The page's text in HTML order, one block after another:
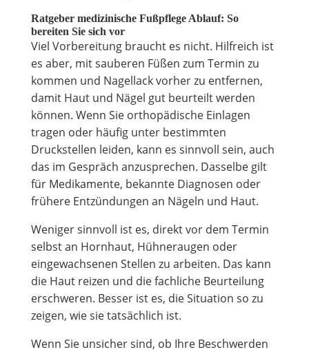
Ratgeber medizinische Fußpflege Ablauf: So
bereiten Sie sich vor
Viel Vorbereitung braucht es nicht. Hilfreich ist
es aber, mit sauberen Füßen zum Termin zu
kommen und Nagellack vorher zu entfernen,
damit Haut und Nägel gut beurteilt werden
können. Wenn Sie orthopädische Einlagen
tragen oder häufig unter bestimmten
Druckstellen leiden, kann es sinnvoll sein, auch
das im Gespräch anzusprechen. Dasselbe gilt
für Medikamente, bekannte Diagnosen oder
frühere Entzündungen an Nägeln und Haut.
Weniger sinnvoll ist es, direkt vor dem Termin
selbst an Hornhaut, Hühneraugen oder
eingewachsenen Stellen zu arbeiten. Das kann
die Haut reizen und die fachliche Beurteilung
erschweren. Besser ist es, die Situation so zu
zeigen, wie sie tatsächlich ist.
Wenn Sie unsicher sind, ob Ihre Beschwerden